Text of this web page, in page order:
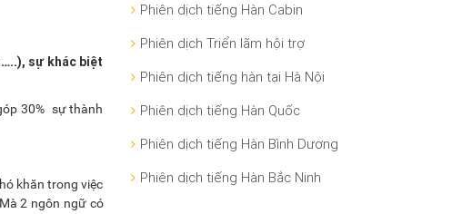
sự khác biệt
30% sự thành
khăn trong việc
2 ngôn ngữ có
Phiên dịch tiếng Hàn Cabin
Phiên dịch Triển lãm hội trợ
Phiên dịch tiếng hàn tại Hà Nội
Phiên dịch tiếng Hàn Quốc
Phiên dịch tiếng Hàn Bình Dương
Phiên dịch tiếng Hàn Bắc Ninh